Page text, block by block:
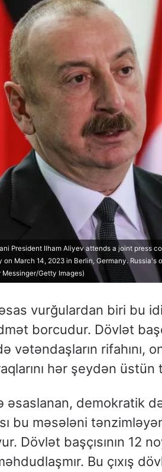
President Ilham Aliyev attends a joint
March 14, 2023 in Berlin, Germany.
Getty Images)
əsas vurğulardan biri bu
borcudur. Dövlət
vətəndaşların rifahını,
hər şeydən üstün
əsaslanan, demokratik
bu məsələni
Dövlət başçısının 12
Bu çıxış